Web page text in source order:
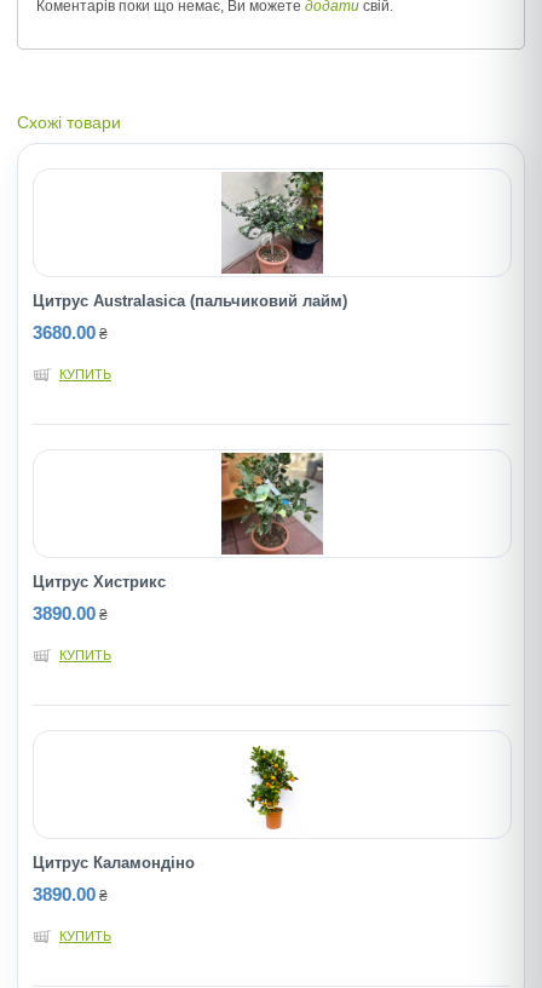
Коментарів поки що немає, Ви можете додати свій.
Схожі товари
Цитрус Аustralasica (пальчиковий лайм)
3680.00 ₴
КУПИТЬ
Цитрус Хистрикс
3890.00 ₴
КУПИТЬ
Цитрус Каламондіно
3890.00 ₴
КУПИТЬ